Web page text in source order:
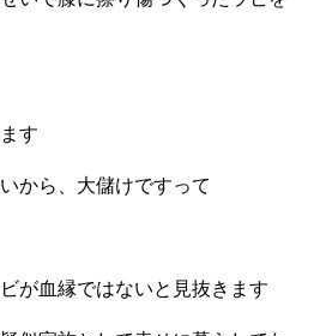
す
から、大儲けですって
が血縁ではないと見抜きます